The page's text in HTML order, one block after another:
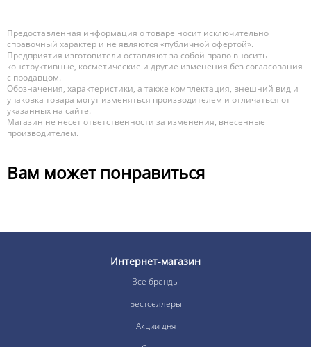
Предоставленная информация о товаре носит исключительно
справочный характер и не являются «публичной офертой».
Предприятия изготовители оставляют за собой право вносить
конструктивные, косметические и другие изменения без согласования
с продавцом.
Обозначения, характеристики, а также комплектация, внешний вид и
упаковка товара могут изменяться производителем и отличаться от
указанных на сайте.
Магазин не несет ответственности за изменения, внесенные
производителем.
Вам может понравиться
Интернет-магазин
Все бренды
Бестселлеры
Акции дня